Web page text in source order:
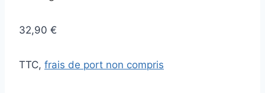
32,90 €
TTC, frais de port non compris